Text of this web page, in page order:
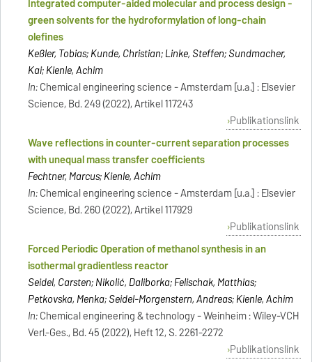
green solvents for the hydroformylation of long-chain
olefines
Keßler, Tobias; Kunde, Christian; Linke, Steffen; Sundmacher,
Kai; Kienle, Achim
In:Chemical engineering science - Amsterdam [u.a.] : Elsevier
Science, Bd. 249 (2022), Artikel 117243
Publikationslink
Wave reflections in counter-current separation processes
with unequal mass transfer coefficients
Fechtner, Marcus; Kienle, Achim
In:Chemical engineering science - Amsterdam [u.a.] : Elsevier
Science, Bd. 260 (2022), Artikel 117929
Publikationslink
Forced Periodic Operation of methanol synthesis in an
isothermal gradientless reactor
Seidel, Carsten; Nikolić, Daliborka; Felischak, Matthias;
Petkovska, Menka; Seidel-Morgenstern, Andreas; Kienle, Achim
In:Chemical engineering & technology - Weinheim : Wiley-VCH
Verl.-Ges., Bd. 45 (2022), Heft 12, S. 2261-2272
Publikationslink